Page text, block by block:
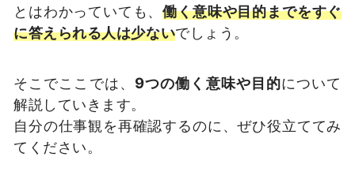
とはわかっていても、働く意味や目的までをすぐ
に答えられる人は少ないでしょう。
そこでここでは、 9つの働く意味や目的について
解説していきます。
自分の仕事観を再確認するのに、ぜひ役立ててみ
てください。